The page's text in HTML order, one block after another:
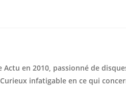
Actu en 2010, passionné de
infatigable en ce qui